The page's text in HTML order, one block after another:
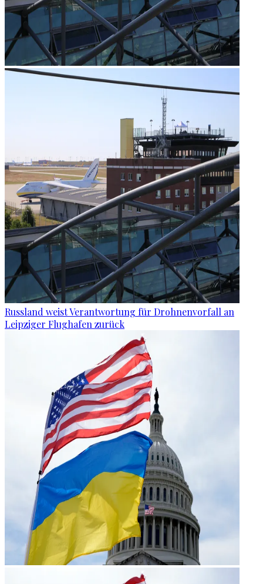
Russland weist Verantwortung für Drohnenvorfall an
Leipziger Flughafen zurück